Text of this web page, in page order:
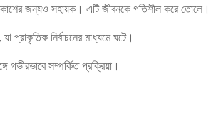
জন্যও সহায়ক। এটি জীবনকে গতিশীল করে তোলে।
প্রাকৃতিক নির্বাচনের মাধ্যমে ঘটে।
গভীরভাবে সম্পর্কিত প্রক্রিয়া।